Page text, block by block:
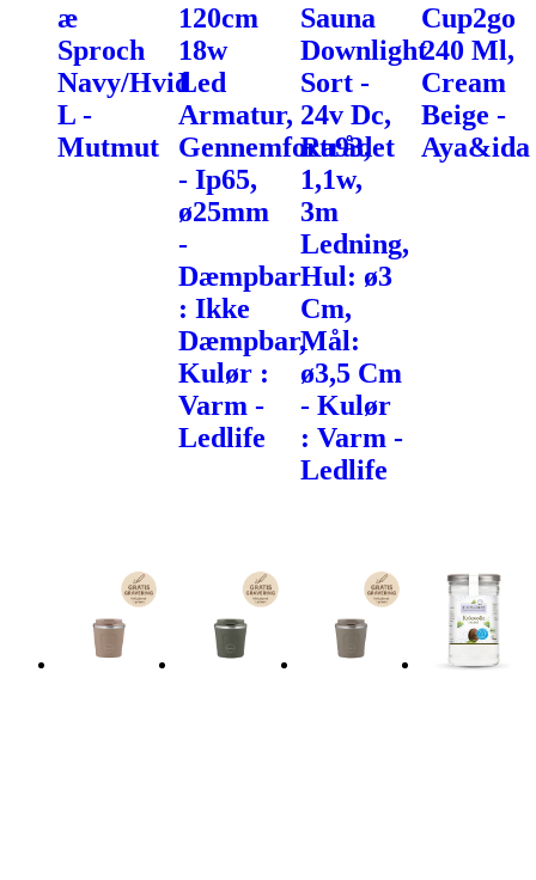
æ
Sproch
Navy/Hvid
L -
Mutmut
120cm
18w
Led
Armatur,
Gennemfortrådet
- Ip65,
ø25mm
-
Dæmpbar
: Ikke
Dæmpbar,
Kulør :
Varm -
Ledlife
Sauna
Downlight
Sort -
24v Dc,
Ra93,
1,1w,
3m
Ledning,
Hul: ø3
Cm,
Mål:
ø3,5 Cm
- Kulør
: Varm -
Ledlife
Cup2go
240 Ml,
Cream
Beige -
Aya&ida